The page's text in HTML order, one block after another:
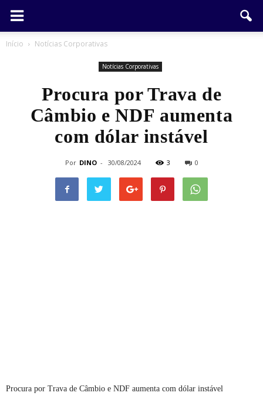
Início Notícias Corporativas
Notícias Corporativas
Procura por Trava de
Câmbio e NDF aumenta
com dólar instável
Por DINO - 30/08/2024 3 0
Procura por Trava de Câmbio e NDF aumenta com dólar instável